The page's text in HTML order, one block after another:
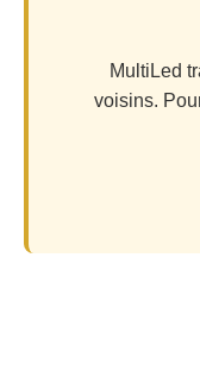
MultiLed
voisins.